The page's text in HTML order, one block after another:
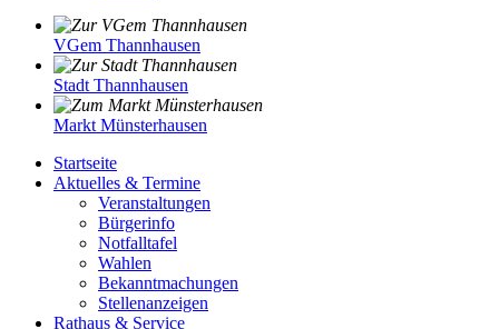
VGem Thannhausen
Stadt Thannhausen
Markt Münsterhausen
Startseite
Aktuelles & Termine
Veranstaltungen
Bürgerinfo
Notfalltafel
Wahlen
Bekanntmachungen
Stellenanzeigen
Rathaus & Service